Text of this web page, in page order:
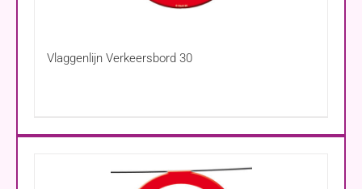
Vlaggenlijn Verkeersbord 30